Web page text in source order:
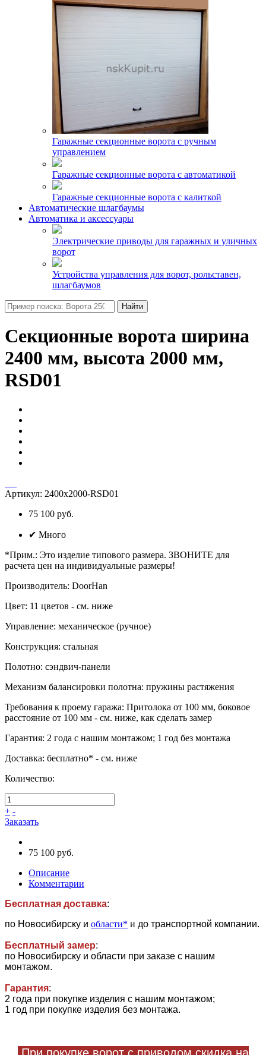
Гаражные секционные ворота с ручным
управлением
Гаражные секционные ворота с автоматикой
Гаражные секционные ворота с калиткой
Автоматические шлагбаумы
Автоматика и аксессуары
Электрические приводы для гаражных и уличных
ворот
Устройства управления для ворот, рольставен,
шлагбаумов
Найти
Секционные ворота ширина
2400 мм, высота 2000 мм,
RSD01
Артикул: 2400х2000-RSD01
75 100 руб.
✔ Много
*Прим.: Это изделие типового размера. ЗВОНИТЕ для
расчета цен на индивидуальные размеры!
Производитель: DoorHan
Цвет: 11 цветов - см. ниже
Управление: механическое (ручное)
Конструкция: стальная
Полотно: сэндвич-панели
Механизм балансировки полотна: пружины растяжения
Требования к проему гаража: Притолока от 100 мм, боковое
расстояние от 100 мм - см. ниже, как сделать замер
Гарантия: 2 года с нашим монтажом; 1 год без монтажа
Доставка: бесплатно* - см. ниже
Количество:
+ -
Заказать
75 100 руб.
Описание
Комментарии
Бесплатная доставка:
по Новосибирску и области* и до транспортной компании.
Бесплатный замер:
по Новосибирску и области при заказе с нашим
монтажом.
Гарантия:
2 года при покупке изделия с нашим монтажом;
1 год при покупке изделия без монтажа.